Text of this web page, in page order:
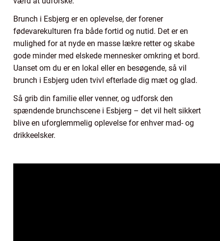
Brunch i Esbjerg er en oplevelse, der forener
fødevarekulturen fra både fortid og nutid. Det er en
mulighed for at nyde en masse lækre retter og skabe
gode minder med elskede mennesker omkring et bord.
Uanset om du er en lokal eller en besøgende, så vil
brunch i Esbjerg uden tvivl efterlade dig mæt og glad.
Så grib din familie eller venner, og udforsk den
spændende brunchscene i Esbjerg – det vil helt sikkert
blive en uforglemmelig oplevelse for enhver mad- og
drikkeelsker.